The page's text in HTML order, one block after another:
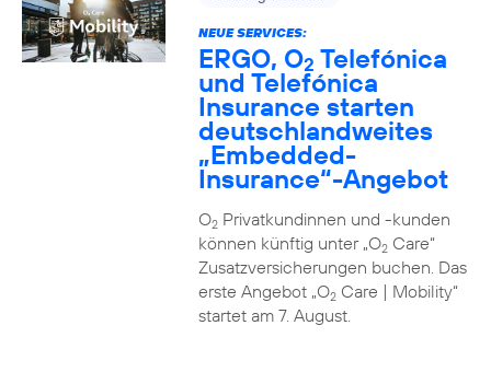
NEUE SERVICES:
ERGO, O2 Telefónica
und Telefónica
Insurance starten
deutschlandweites
„Embedded-
Insurance“-Angebot
O2Privatkundinnen und -kunden
können künftig unter „O2Care“
Zusatzversicherungen buchen. Das
erste Angebot „O2Care | Mobility“
startet am 7. August.